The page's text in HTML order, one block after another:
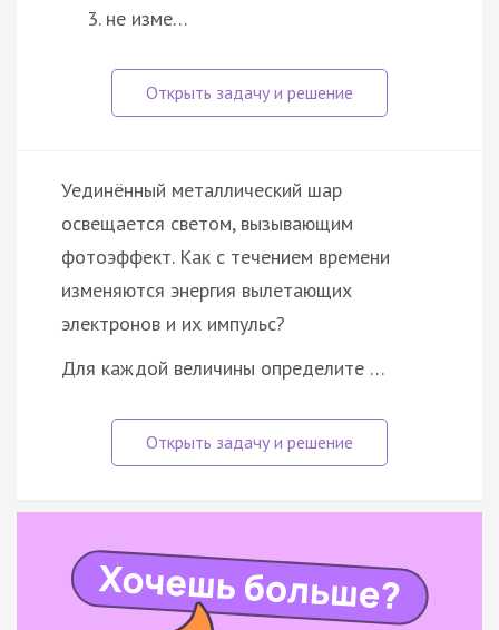
не изме…
Уединённый металлический шар
освещается светом, вызывающим
фотоэффект. Как с течением времени
изменяются энергия вылетающих
электронов и их импульс?
Для каждой величины определите …